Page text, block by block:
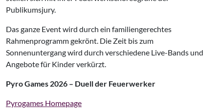
Publikumsjury.
Das ganze Event wird durch ein familiengerechtes
Rahmenprogramm gekrönt. Die Zeit bis zum
Sonnenuntergang wird durch verschiedene Live-Bands und
Angebote für Kinder verkürzt.
Pyro Games 2026 – Duell der Feuerwerker
Pyrogames Homepage